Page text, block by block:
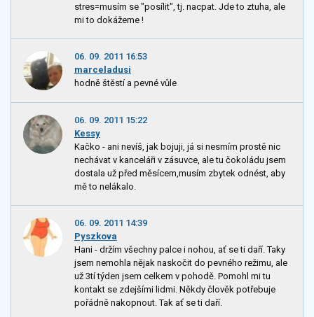
stres=musím se "posílit", tj. nacpat. Jde to ztuha, ale
mi to dokážeme !
06. 09. 2011 16:53
marceladusi
hodně štěstí a pevné vůle
06. 09. 2011 15:22
Kessy
Kačko - ani nevíš, jak bojuji, já si nesmím prostě nic
nechávat v kanceláři v zásuvce, ale tu čokoládu jsem
dostala už před měsícem,musím zbytek odnést, aby
mě to nelákalo.
06. 09. 2011 14:39
Pyszkova
Hani - držím všechny palce i nohou, ať se ti daří. Taky
jsem nemohla nějak naskočit do pevného režimu, ale
už 3tí týden jsem celkem v pohodě. Pomohl mi tu
kontakt se zdejšími lidmi. Někdy člověk potřebuje
pořádně nakopnout. Tak ať se ti daří.